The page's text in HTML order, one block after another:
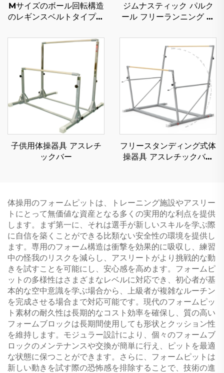
Mサイズのボール回転構造
のレギンスベルトタイプ体
ンポリン、ダイビング、バ
ウンジーアクロバットに
ジムナスティック パルク
ール フリーランニング ニ
のスポーツ＆エンターテイ
メント用 泡状シリンダー
マット
子供用体操器具 アスレチ
ックバー
フリースタンディング式体
操器具 アスレチックバー
体操用のフォームピットは、トレーニング施設やアスリー
トにとって無価値な資産となる多くの実用的な利点を提供
します。まず第一に、それは選手が新しいスキルを学ぶ際
に自信を築くことができる比類ない安全性の環境を提供し
ます。専用のフォーム構造は衝撃を効果的に吸収し、練習
中の怪我のリスクを減らし、アスリートがより挑戦的な動
きを試すことを可能にし、安心感を高めます。フォームピ
ットの多様性はさまざまなレベルに対応でき、初心者が基
本的な空中意識を学ぶ場合から、上級者が複雑なルーチン
を完成させる場合まで対応可能です。現代のフォームピッ
ト素材の耐久性は長期的なコスト効率を確保し、質の高い
フォームブロックは長期間使用しても形状とクッション性
を維持します。モジュラー設計により、個々のフォームブ
ロックのメンテナンスや交換が簡単に行え、ピットを最適
な状態に保つことができます。さらに、フォームピットは
新しい動きを試す際の恐怖感を排除することで、技術の進